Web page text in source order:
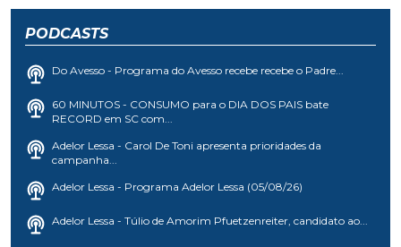
PODCASTS
Do Avesso - Programa do Avesso recebe recebe o Padre...
60 MINUTOS - CONSUMO para o DIA DOS PAIS bate
RECORD em SC com...
Adelor Lessa - Carol De Toni apresenta prioridades da
campanha...
Adelor Lessa - Programa Adelor Lessa (05/08/26)
Adelor Lessa - Túlio de Amorim Pfuetzenreiter, candidato ao...